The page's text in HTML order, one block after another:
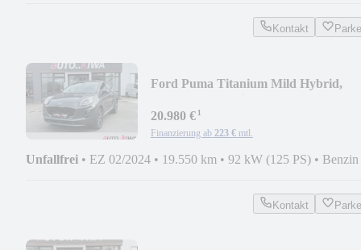
Kontakt
Ford Puma Titanium Mild Hybrid,
20.980 €¹
Finanzierung ab 223 € mtl.
Unfallfrei • EZ 02/2024 • 19.550 km • 92 kW (125 PS) • Benzin
Kontakt